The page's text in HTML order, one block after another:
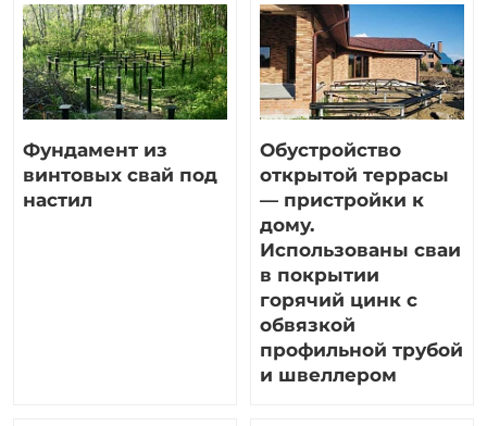
Фундамент из
винтовых свай под
настил
Обустройство
открытой террасы
— пристройки к
дому.
Использованы сваи
в покрытии
горячий цинк с
обвязкой
профильной трубой
и швеллером